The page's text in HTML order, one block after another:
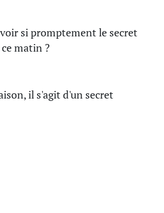
si promptement le secret
matin ?
il s'agit d'un secret